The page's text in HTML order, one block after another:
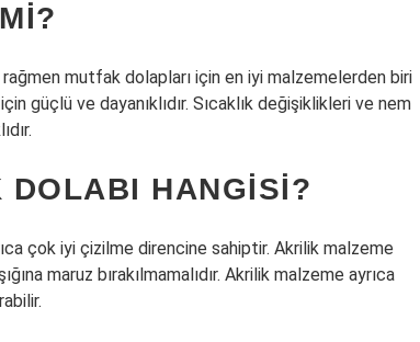
mutfak dolapları için en iyi malzemelerden biri
güçlü ve dayanıklıdır. Sıcaklık değişiklikleri ve nem
DOLABI HANGISI?
çok iyi çizilme direncine sahiptir. Akrilik malzeme
maruz bırakılmamalıdır. Akrilik malzeme ayrıca